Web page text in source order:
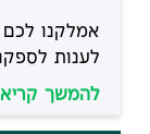
אמלקנו לכם
לענות
להמשך